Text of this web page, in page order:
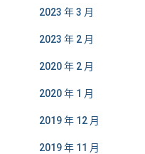
2023 年 3 月
2023 年 2 月
2020 年 2 月
2020 年 1 月
2019 年 12 月
2019 年 11 月